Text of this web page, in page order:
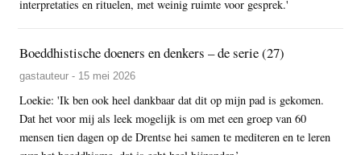
interpretaties en rituelen, met weinig ruimte voor gesprek.'
Boeddhistische doeners en denkers – de serie (27)
gastauteur - 15 mei 2026
Loekie: 'Ik ben ook heel dankbaar dat dit op mijn pad is gekomen.
Dat het voor mij als leek mogelijk is om met een groep van 60
mensen tien dagen op de Drentse hei samen te mediteren en te leren